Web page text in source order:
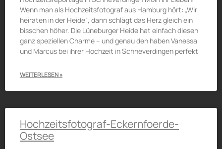
Wenn man als Hochzeitsfotograf aus Hamburg hört: „Wir
heiraten in der Heide“, dann schlägt das Herz gleich ein
bisschen höher. Die Lüneburger Heide hat einfach diesen
ganz speziellen Charme – und genau den haben Vanessa
und Marcus bei ihrer Hochzeit in Schneverdingen perfekt
WEITERLESEN »
Hochzeitsfotograf-Eckernfoerde-
Ostsee